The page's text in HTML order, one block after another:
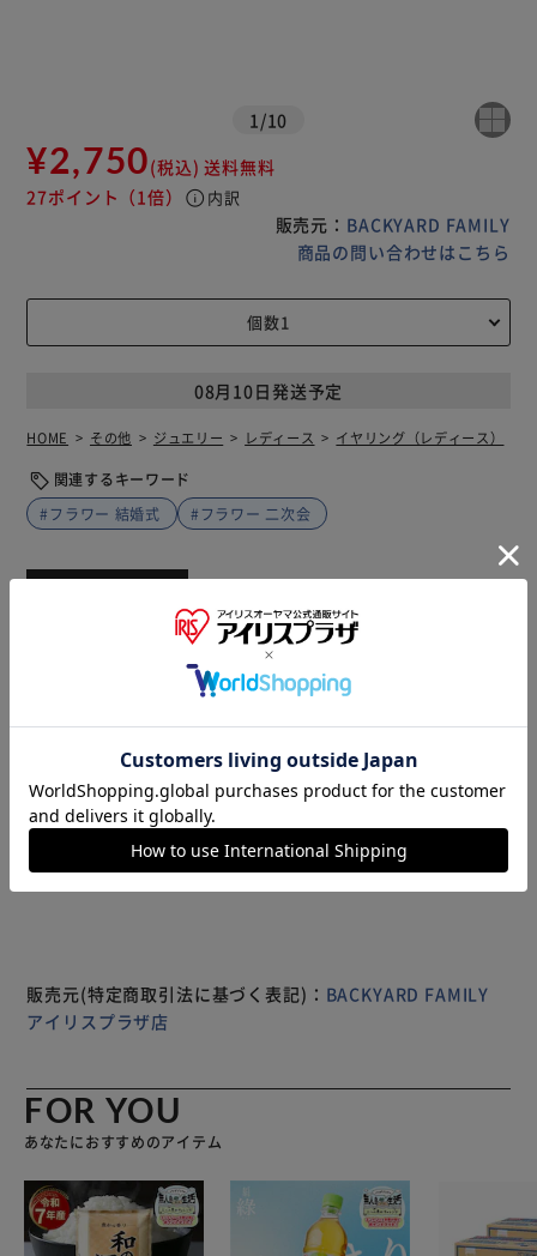
1 /10
¥2,750(税込) 送料無料
27ポイント （1倍） info 内訳
販売元： BACKYARD FAMILY
商品の問い合わせはこちら
08月10日発送予定
HOME その他 ジュエリー レディース イヤリング（レディース）
関連するキーワード
#フラワー 結婚式
#フラワー 二次会
【ブライダルアクセサリーの特徴】 すりガラスのような花
びらの大振りフラワーモチーフが軽やかで華やかなイヤリン
グ/ピアス。 大ぶりなクリアのフラワーモチーフが、 耳元に
お花が咲いているような印象でとっても可愛い！ 【このブ
ライダルアクセサリーに合うウェディングシーン】 リゾー
トスタイルにもぴったりなので、ブライダルが終わった後も
ハネムーン等にご着用可◎
※製品は予告なく仕様を変更する場合がございます。あらか
じめご了承ください。
販売元(特定商取引法に基づく表記)： BACKYARD FAMILY
アイリスプラザ店
FOR YOU
あなたにおすすめのアイテム